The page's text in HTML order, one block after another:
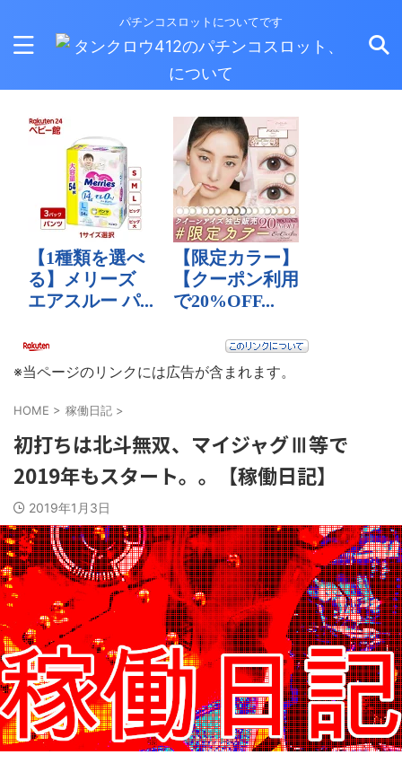
パチンコスロットについてです
※当ページのリンクには広告が含まれます。
HOME > 稼働日記 >
初打ちは北斗無双、マイジャグⅢ等で
2019年もスタート。。【稼働日記】
2019年1月3日